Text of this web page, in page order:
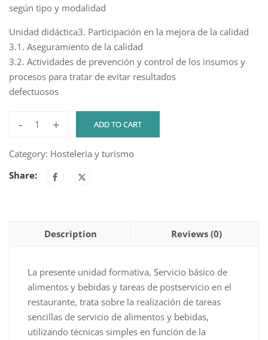
según tipo y modalidad
Unidad didáctica3. Participación en la mejora de la calidad
3.1. Aseguramiento de la calidad
3.2. Actividades de prevención y control de los insumos y
procesos para tratar de evitar resultados
defectuosos
-
SERVICIO
DE
ALIMENTOS
POSTSERVICIO
+ ADD TO CART
Category: Hosteleria y turismo
Share:
Description Reviews (0)
La presente unidad formativa, Servicio básico de
alimentos y bebidas y tareas de postservicio en el
restaurante, trata sobre la realización de tareas
sencillas de servicio de alimentos y bebidas,
utilizando técnicas simples en función de la